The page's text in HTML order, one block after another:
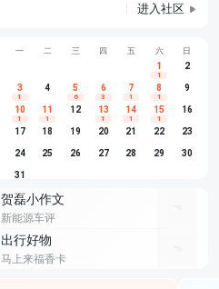
进入社区
尊界V680 上市
享界G9 预售
别克至境L7 预售
埃安
长城H10
深蓝S05
一 二 三 四 五 六 日
1
1
2
3
1
4 5
6
6
3
7
1
8
1
9
10
1
11
1
12 13
1
14
1
15
1
16
17 18 19 20 21 22 23
24 25 26 27 28 29 30
31
贺磊小作文
新能源车评
出行好物
马上来福香卡